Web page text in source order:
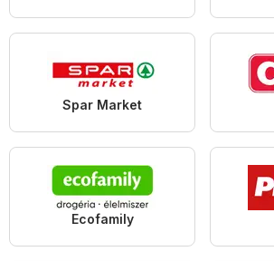
Spar Market
Ecofamily